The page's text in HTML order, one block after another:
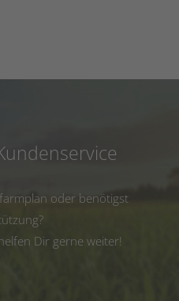
oder benötigst
Dir gerne weiter!